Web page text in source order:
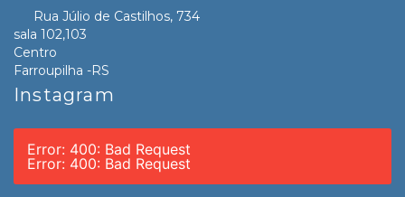
Rua Júlio de Castilhos, 734
sala 102,103
Centro
Farroupilha -RS
Instagram
Error: 400: Bad Request
Error: 400: Bad Request